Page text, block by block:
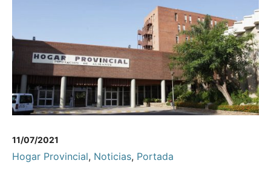
11/07/2021
Hogar Provincial, Noticias, Portada